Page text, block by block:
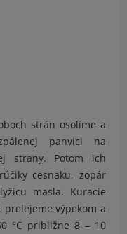
strán osolíme a
panvici na
strany. Potom ich
cesnaku, zopár
masla. Kuracie
prelejeme výpekom a
°C približne 8 – 10